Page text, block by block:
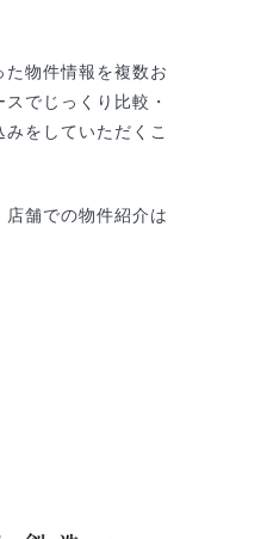
物件情報を複数お
でじっくり比較・
をしていただくこ
舗での物件紹介は